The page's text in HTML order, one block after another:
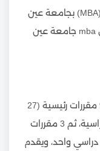
نظام الدراسة في ماجستير إدارة الأعمال (MBA) بجامعة عين
شمس للوافدين لعام 2025 حيث يتضمن mba جامعة عين
يدرس الطالب 45 ساعة معتمدة تشمل 9 مقررات رئيسية (27
ساعة معتمدة) توزع على ثلاثة فصول دراسية، ثم 3 مقررات
دراسي واحد، ويقدم